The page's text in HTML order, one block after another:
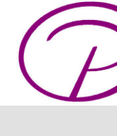
Doorgaan
inhoud